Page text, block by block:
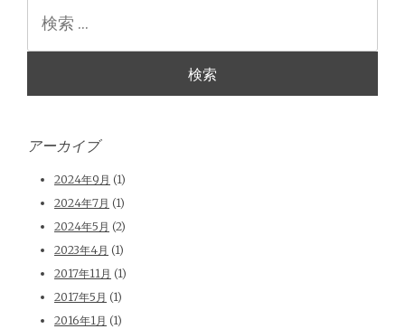
アーカイブ
2024年9月 (1)
2024年7月 (1)
2024年5月 (2)
2023年4月 (1)
2017年11月 (1)
2017年5月 (1)
2016年1月 (1)